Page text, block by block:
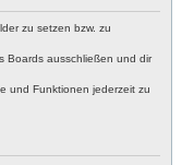
zu setzen bzw. zu
Boards ausschließen und dir
und Funktionen jederzeit zu